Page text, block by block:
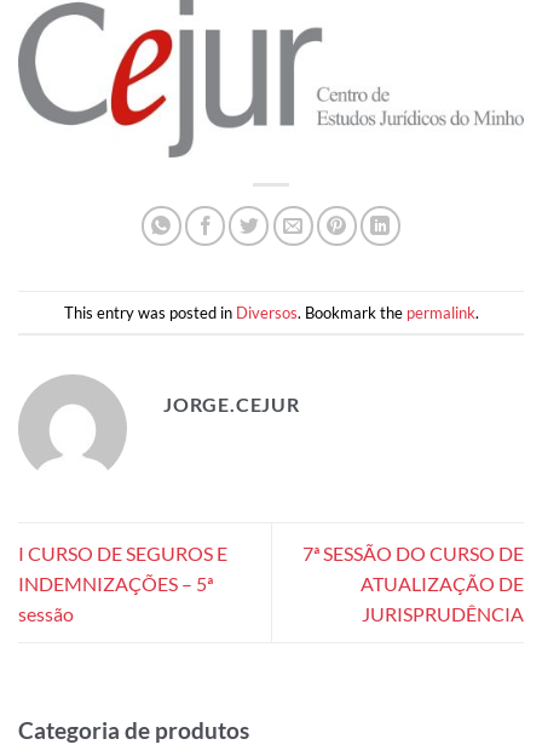
This entry was posted in Diversos. Bookmark the permalink.
JORGE.CEJUR
I CURSO DE SEGUROS E
INDEMNIZAÇÕES – 5ª
sessão
7ª SESSÃO DO CURSO DE
ATUALIZAÇÃO DE
JURISPRUDÊNCIA
Categoria de produtos